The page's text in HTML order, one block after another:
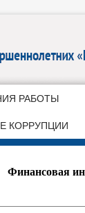
РАБОТЫ
КОРРУПЦИИ
Финансовая